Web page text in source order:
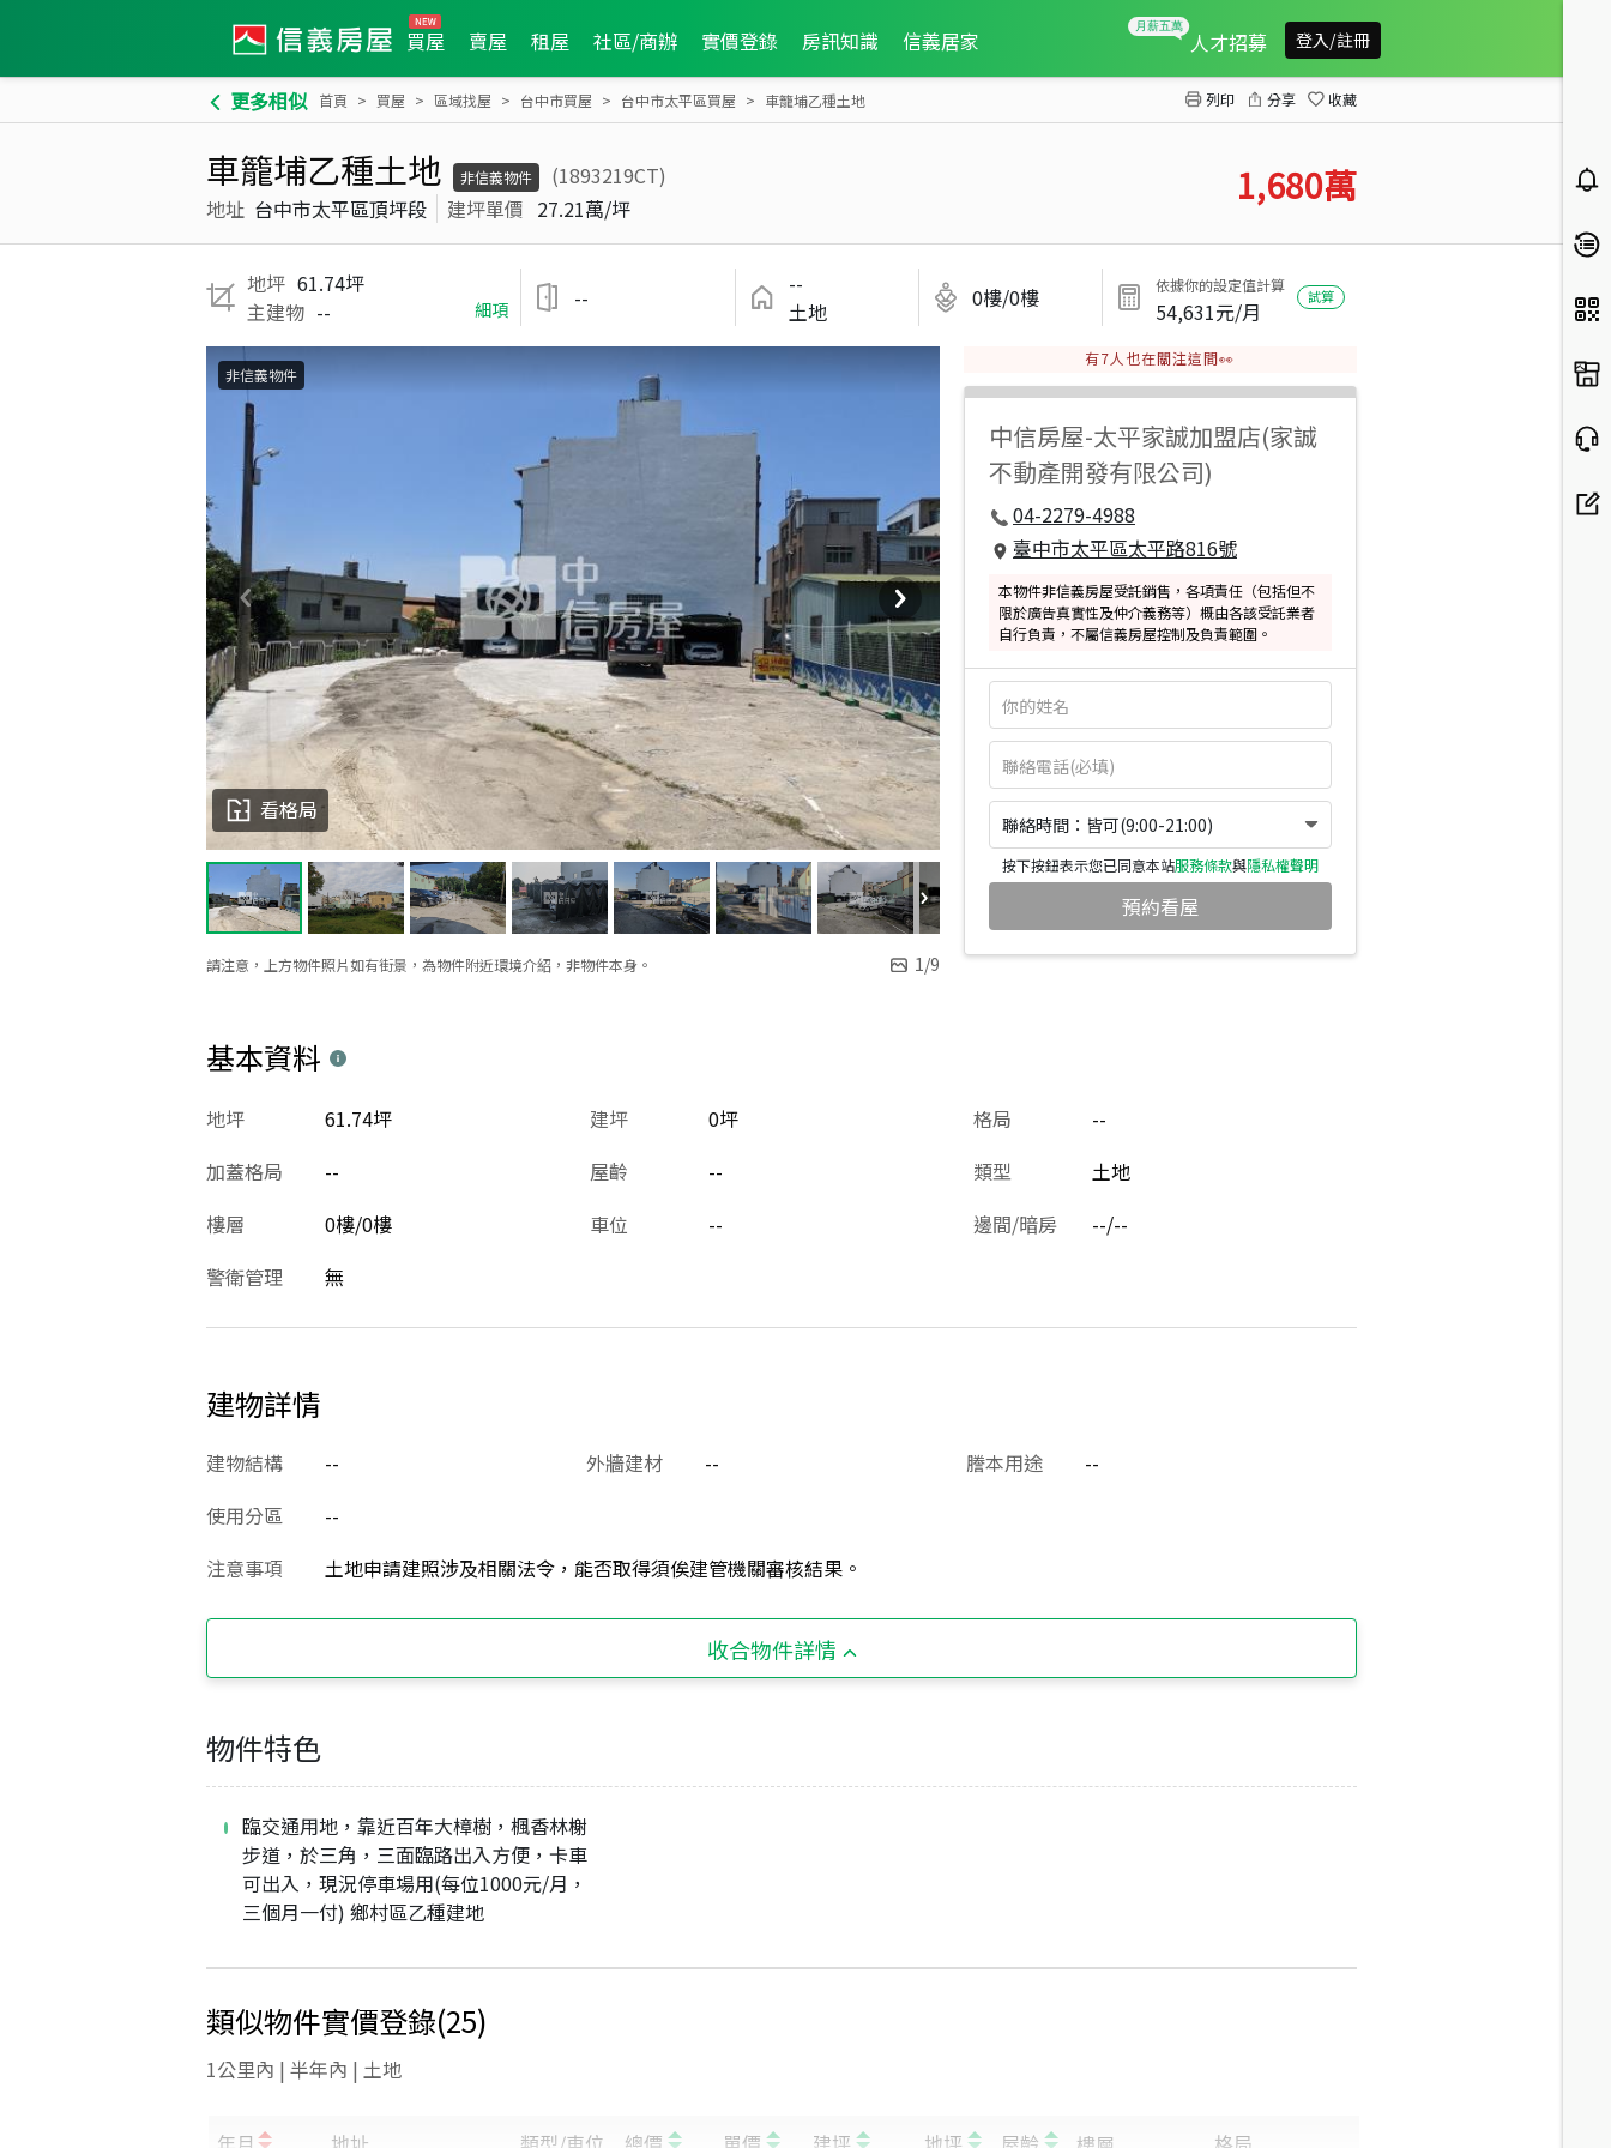
買屋 賣屋 租屋 社區/商辦 實價登錄 房訊知識 信義居家 人才招募 登入/註冊
更多相似 首頁 買屋 區域找屋 台中市買屋 台中市太平區買屋 車籠埔乙種土地 列印 分享 收藏
車籠埔乙種土地 非信義物件
(1893219CT)
地址 台中市太平區頂坪段 建坪單價 27.21萬/坪 1,680萬
地坪 61.74坪
主建物 -- 細項 --
--
土地
0樓/0樓 依據你的設定值計算
54,631元/月
試算
請注意，上方物件照片如有街景，為物件附近環境介紹，非物件本身。 1/9
看格局
非信義物件
有7人也在關注這間👀
中信房屋-太平家誠加盟店(家誠
不動產開發有限公司)
04-2279-4988
臺中市太平區太平路816號
本物件非信義房屋受託銷售，各項責任（包括但不
限於廣告真實性及仲介義務等）概由各該受託業者
自行負責，不屬信義房屋控制及負責範圍。
聯絡時間：皆可(9:00-21:00)
按下按鈕表示您已同意本站服務條款與隱私權聲明
預約看屋
基本資料
建坪 0坪
地坪 61.74坪 格局
--
加蓋格局
-- 屋齡 -- 類型
土地
樓層
0樓/0樓 車位 -- 邊間/暗房
--/--
警衛管理
無
建物詳情
建物結構 -- 外牆建材 -- 謄本用途
--
使用分區
--
注意事項
土地申請建照涉及相關法令，能否取得須俟建管機關審核結果。
收合物件詳情
物件特色
臨交通用地，靠近百年大樟樹，楓香林榭
步道，於三角，三面臨路出入方便，卡車
可出入，現況停車場用(每位1000元/月，
三個月一付) 鄉村區乙種建地
類似物件實價登錄(25)
1公里內 | 半年內 | 土地